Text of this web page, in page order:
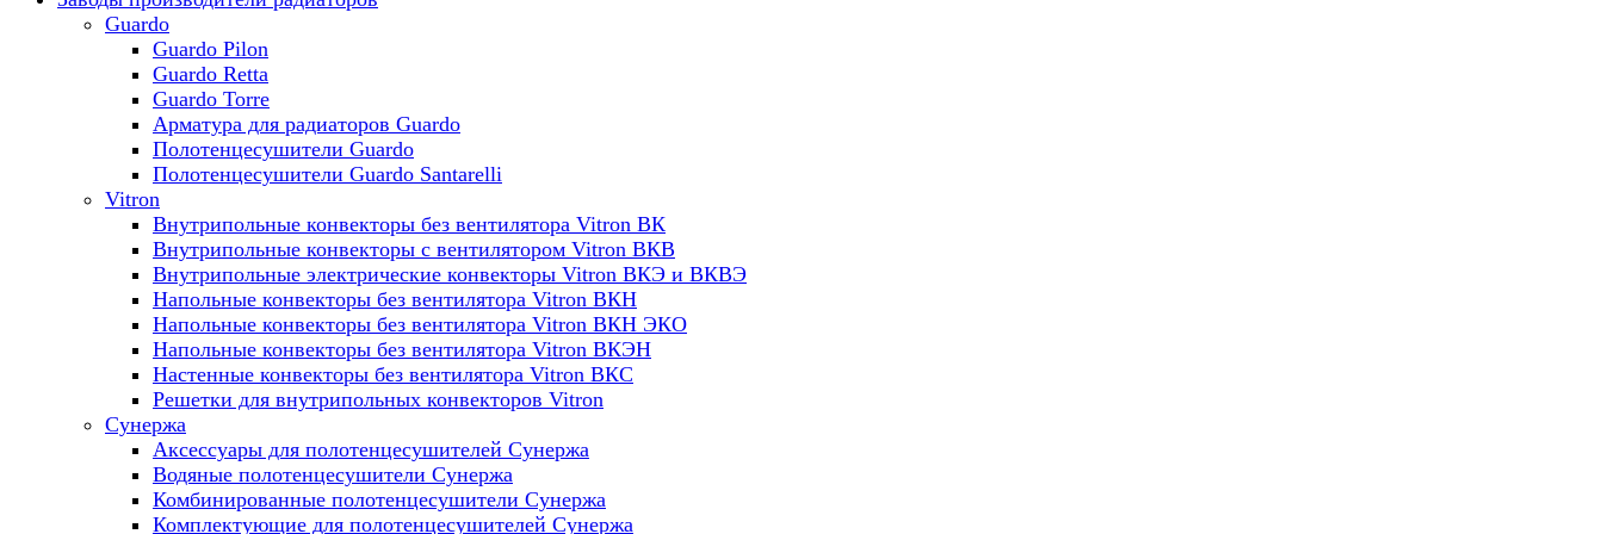
Guardo
Guardo Pilon
Guardo Retta
Guardo Torre
Арматура для радиаторов Guardo
Полотенцесушители Guardo
Полотенцесушители Guardo Santarelli
Vitron
Внутрипольные конвекторы без вентилятора Vitron ВК
Внутрипольные конвекторы с вентилятором Vitron ВКВ
Внутрипольные электрические конвекторы Vitron ВКЭ и ВКВЭ
Напольные конвекторы без вентилятора Vitron ВКН
Напольные конвекторы без вентилятора Vitron ВКН ЭКО
Напольные конвекторы без вентилятора Vitron ВКЭН
Настенные конвекторы без вентилятора Vitron ВКС
Решетки для внутрипольных конвекторов Vitron
Сунержа
Аксессуары для полотенцесушителей Сунержа
Водяные полотенцесушители Сунержа
Комбинированные полотенцесушители Сунержа
Комплектующие для полотенцесушителей Сунержа